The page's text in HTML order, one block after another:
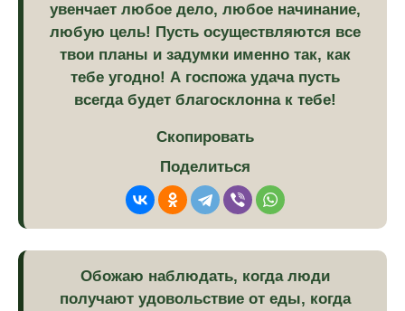
увенчает любое дело, любое начинание,
любую цель! Пусть осуществляются все
твои планы и задумки именно так, как
тебе угодно! А госпожа удача пусть
всегда будет благосклонна к тебе!
Скопировать
Поделиться
Обожаю наблюдать, когда люди
получают удовольствие от еды, когда